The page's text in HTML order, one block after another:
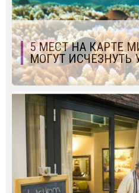
5 МЕСТ НА КАРТЕ
МОГУТ ИСЧЕЗНУТЬ